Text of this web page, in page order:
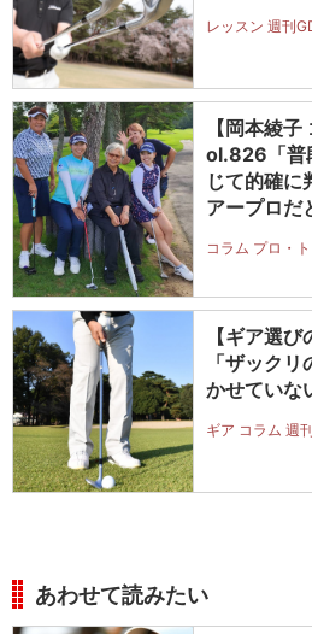
レッスン 週刊
【岡本綾
ol.826「普
じて的確に
アープロだ
コラム プロ・
【ギア選
「ザック
かせていな
ギア コラム 週
あわせて読みたい